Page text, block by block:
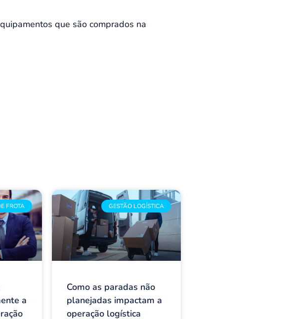
que são comprados na
FROTA
a
GESTÃO LOGÍSTICA
Como as paradas não
planejadas impactam a
operação logística